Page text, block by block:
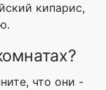
кипарис,
что они -